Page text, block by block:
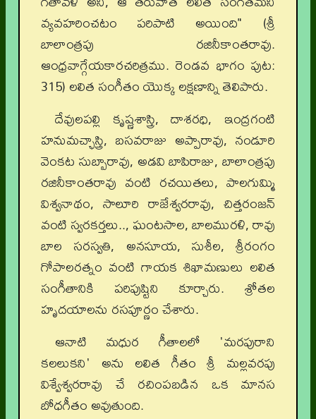
వ్యవహరించటం పరిపాటి అయింది" (శ్రీ
బాలాంత్రపు రజినీకాంతరావు.
ఆంధ్రవాగ్గేయకారచరిత్రము. రెండవ భాగం పుట:
315) లలిత సంగీతం యొక్క లక్షణాన్ని తెలిపారు.
దేవులపల్లి కృష్ణశాస్త్రి, దాశరధి, ఇంద్రగంటి
హనుమచ్ఛాస్త్రి, బసవరాజు అప్పారావు, నండూరి
వెంకట సుబ్బారావు, అడవి బాపిరాజు, బాలాంత్రపు
రజినీకాంతరావు వంటి రచయితలు, పాలగుమ్మి
విశ్వనాథం, సాలూరి రాజేశ్వరరావు, చిత్తరంజన్
వంటి స్వరకర్తలు.., ఘంటసాల, బాలమురళి, రావు
బాల సరస్వతి, అనసూయ, సుశీల, శ్రీరంగం
గోపాలరత్నం వంటి గాయక శిఖామణులు లలిత
సంగీతానికి పరిపుష్టిని కూర్చారు. శ్రోతల
హృదయాలను రసపూర్ణం చేశారు.
ఆనాటి మధుర గీతాలలో 'మరపురాని
కలలుకని' అను లలిత గీతం శ్రీ మల్లవరపు
విశ్వేశ్వరరావు చే రచింపబడిన ఒక మానస
బోధగీతం అవుతుంది.